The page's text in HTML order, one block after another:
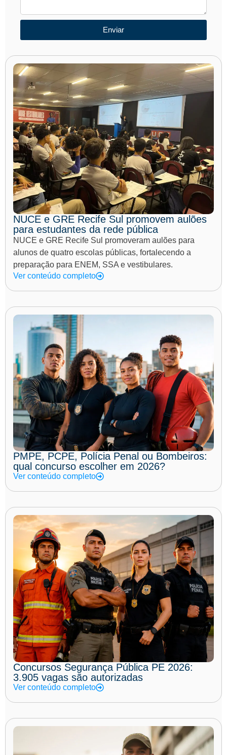
Enviar
NUCE e GRE Recife Sul promovem aulões
para estudantes da rede pública
NUCE e GRE Recife Sul promoveram aulões para
alunos de quatro escolas públicas, fortalecendo a
preparação para ENEM, SSA e vestibulares.
Ver conteúdo completo
PMPE, PCPE, Polícia Penal ou Bombeiros:
qual concurso escolher em 2026?
Ver conteúdo completo
Concursos Segurança Pública PE 2026:
3.905 vagas são autorizadas
Ver conteúdo completo